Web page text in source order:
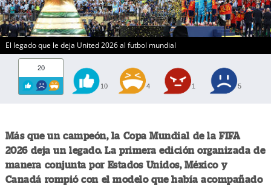
El legado que le deja United 2026 al futbol mundial
20
10 4 1 5
Más que un campeón, la Copa Mundial de la FIFA
2026 deja un legado. La primera edición organizada de
manera conjunta por Estados Unidos, México y
Canadá rompió con el modelo que había acompañado